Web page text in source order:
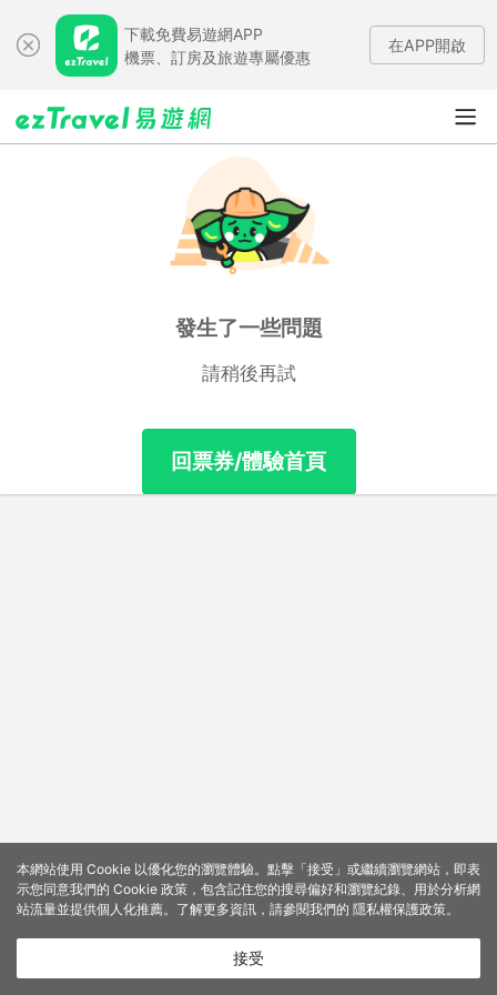
下載免費易遊網APP
機票、訂房及旅遊專屬優惠
在APP開啟
發生了一些問題
請稍後再試
回票券/體驗首頁
本網站使用 Cookie 以優化您的瀏覽體驗。點擊「接受」或繼續瀏覽網站，即表
示您同意我們的 Cookie 政策，包含記住您的搜尋偏好和瀏覽紀錄、用於分析網
站流量並提供個人化推薦。了解更多資訊，請參閱我們的 隱私權保護政策。
接受